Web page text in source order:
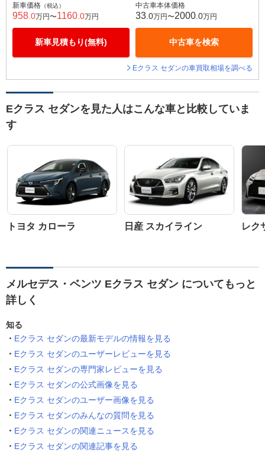
新車価格 （税込）
958 .0万円〜1160 .0万円
新車見積もり(無料)
中古車本体価格
33 .0万円〜2000 .0万円
中古車を検索
Eクラス セダンの車買取相場を調べる
Eクラス セダンを見た人はこんな車と比較していま
す
トヨタ カローラ 日産 スカイライン レク
メルセデス・ベンツ Eクラス セダン についてもっと
詳しく
知る
Eクラス セダンの最新モデルの情報を見る
Eクラス セダンのユーザーレビューを見る
Eクラス セダンの専門家レビューを見る
Eクラス セダンの公式画像を見る
Eクラス セダンのユーザー画像を見る
Eクラス セダンのみんなの質問を見る
Eクラス セダンの関連ニュースを見る
Eクラス セダンの関連記事を見る